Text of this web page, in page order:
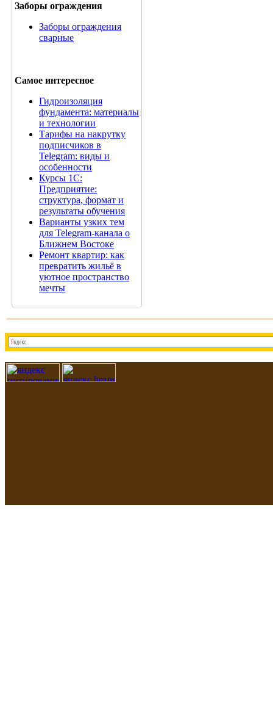
Заборы ограждения
Заборы ограждения
сварные
Самое интересное
Гидроизоляция
фундамента: материалы
и технологии
Тарифы на накрутку
подписчиков в
Telegram: виды и
особенности
Курсы 1С:
Предприятие:
структура, формат и
результаты обучения
Варианты узких тем
для Telegram-канала о
Ближнем Востоке
Ремонт квартир: как
превратить жильё в
уютное пространство
мечты